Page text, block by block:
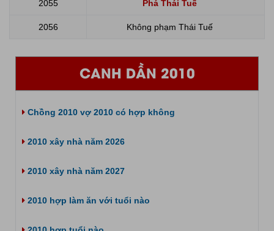
2055 Phá Thái Tuế
2056 Không phạm Thái Tuế
CANH DẦN 2010
Chồng 2010 vợ 2010 có hợp không
2010 xây nhà năm 2026
2010 xây nhà năm 2027
2010 hợp làm ăn với tuổi nào